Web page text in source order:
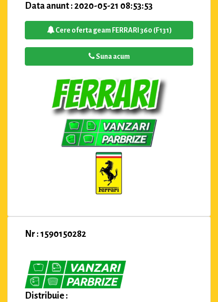
Data anunt : 2020-05-21 08:53:53
Cere oferta geam FERRARI 360 (F131)
Suna acum
Nr : 1590150282
Distribuie :